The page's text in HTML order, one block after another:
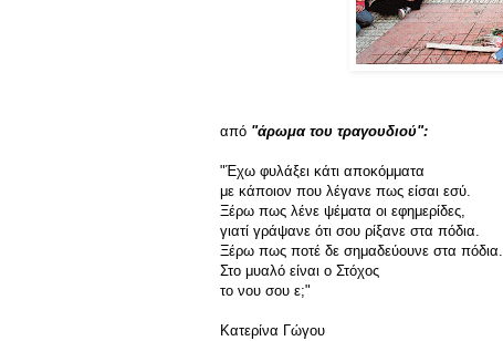
από "άρωμα του τραγουδιού":
"Έχω φυλάξει κάτι αποκόμματα
με κάποιον που λέγανε πως είσαι εσύ.
Ξέρω πως λένε ψέματα οι εφημερίδες,
γιατί γράψανε ότι σου ρίξανε στα πόδια.
Ξέρω πως ποτέ δε σημαδεύουνε στα πόδια.
Στο μυαλό είναι ο Στόχος
το νου σου ε;"
Κατερίνα Γώγου